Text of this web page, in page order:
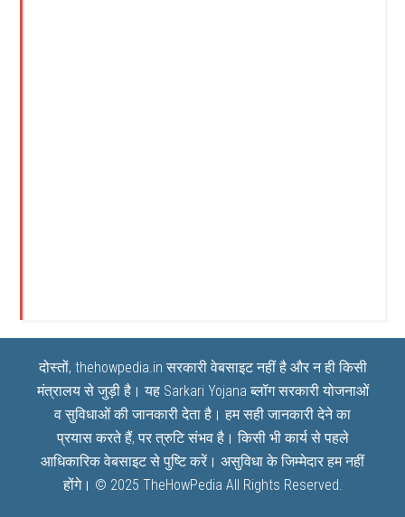
दोस्तों, thehowpedia.in सरकारी वेबसाइट नहीं है और न ही किसी
मंत्रालय से जुड़ी है। यह Sarkari Yojana ब्लॉग सरकारी योजनाओं
व सुविधाओं की जानकारी देता है। हम सही जानकारी देने का
प्रयास करते हैं, पर त्रुटि संभव है। किसी भी कार्य से पहले
आधिकारिक वेबसाइट से पुष्टि करें। असुविधा के जिम्मेदार हम नहीं
होंगे। © 2025 TheHowPedia All Rights Reserved.